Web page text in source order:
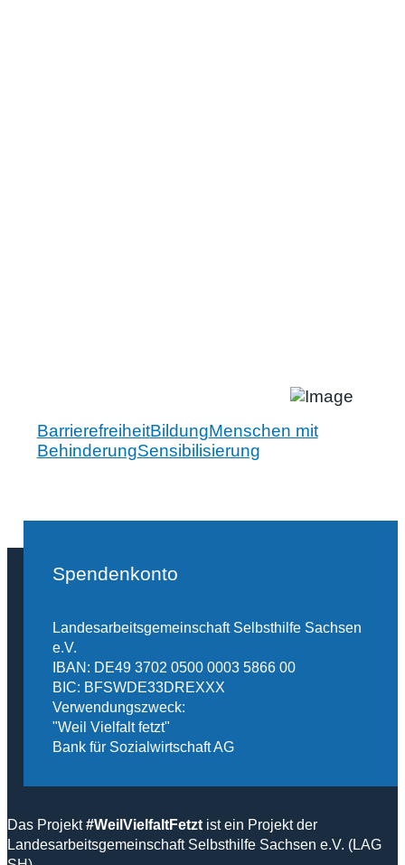
BarrierefreiheitBildungMenschen mit
BehinderungSensibilisierung
Spendenkonto
Landesarbeitsgemeinschaft Selbsthilfe Sachsen
e.V.
IBAN: DE49 3702 0500 0003 5866 00
BIC: BFSWDE33DREXXX
Verwendungszweck:
"Weil Vielfalt fetzt"
Bank für Sozialwirtschaft AG
Das Projekt#WeilVielfaltFetztist ein Projekt der
Landesarbeitsgemeinschaft Selbsthilfe Sachsen e.V. (LAG